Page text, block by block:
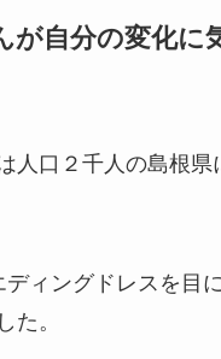
が自分の変化に
人口２千人の島根県
ディングドレスを目
た。